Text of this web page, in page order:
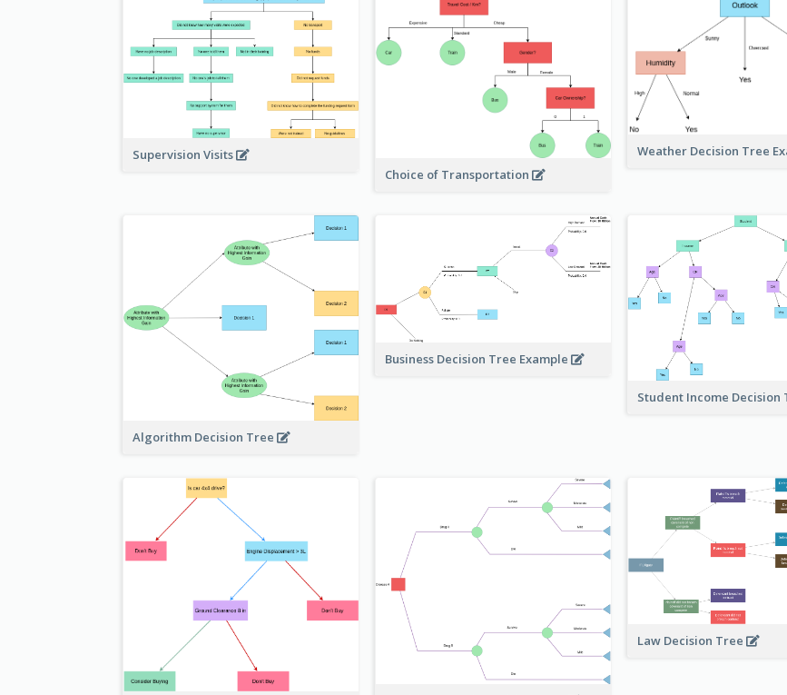
Supervision Visits
Choice of Transportation
Weather Decision Tree
Algorithm Decision Tree
Business Decision Tree Example
Student Income Decision
Law Decision Tree